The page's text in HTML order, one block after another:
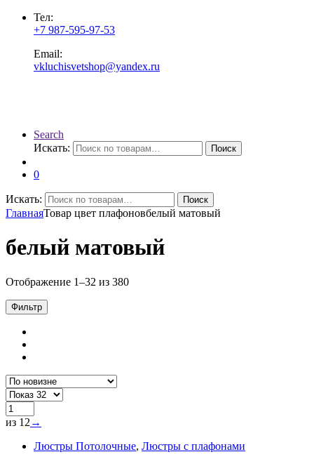
Тел:
+7 987-595-97-53
Email:
vkluchisvetshop@yandex.ru
Search
Искать:
Поиск
0
Искать: Поиск
ГлавнаяТовар цвет плафоновбелый матовый
белый матовый
Отображение 1–32 из 380
Фильтр
из 12 →
Люстры Потолочные, Люстры с плафонами